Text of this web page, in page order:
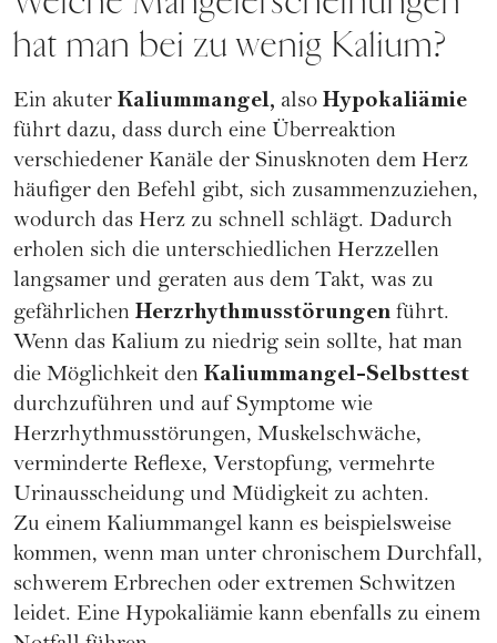
hat man bei zu wenig Kalium?
Ein akuter Kaliummangel, also Hypokaliämie
führt dazu, dass durch eine Überreaktion
verschiedener Kanäle der Sinusknoten dem Herz
häufiger den Befehl gibt, sich zusammenzuziehen,
wodurch das Herz zu schnell schlägt. Dadurch
erholen sich die unterschiedlichen Herzzellen
langsamer und geraten aus dem Takt, was zu
gefährlichen Herzrhythmusstörungen führt.
Wenn das Kalium zu niedrig sein sollte, hat man
die Möglichkeit den Kaliummangel-Selbsttest
durchzuführen und auf Symptome wie
Herzrhythmusstörungen, Muskelschwäche,
verminderte Reflexe, Verstopfung, vermehrte
Urinausscheidung und Müdigkeit zu achten.
Zu einem Kaliummangel kann es beispielsweise
kommen, wenn man unter chronischem Durchfall,
schwerem Erbrechen oder extremen Schwitzen
leidet. Eine Hypokaliämie kann ebenfalls zu einem